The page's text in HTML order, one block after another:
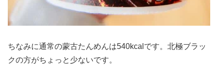
ちなみに通常の蒙古たんめんは540kcalです。北極ブラッ
クの方がちょっと少ないです。